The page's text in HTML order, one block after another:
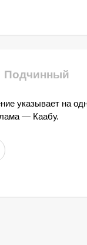
Подчинный
указывает на
— Каабу.